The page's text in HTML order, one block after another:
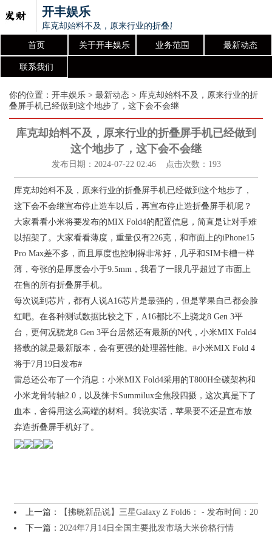
开丰娱乐
库克却始料不及，原来行业的折叠屏手机已经做到这个地步
首页 关于开丰娱乐 业务范围 最新动态
联系我们
你的位置： 开丰娱乐 > 最新动态 > 库克却始料不及，原来行业的折
叠屏手机已经做到这个地步了，这下会不会继
库克却始料不及，原来行业的折叠屏手机已经做到
这个地步了，这下会不会继
发布日期：2024-07-22 02:46 点击次数：193
库克却始料不及，原来行业的折叠屏手机已经做到这个地步了，
这下会不会继宣布停止造车以后，再宣布停止造折叠屏手机呢？
大家看看小米将要发布的MIX Fold4的配置信息，简直是让对手难
以招架了。大家看看薄度，重量仅有226克，和市面上的iPhone15
Pro Max差不多，而且厚度也控制得非常好，几乎和SIM卡槽一样
薄，夸张的是厚度会小于9.5mm，我看了一眼几乎超过了市面上
在售的所有折叠屏手机。
每次说到芯片，都有人说A16芯片是最强的，但是苹果自己都会脸
红吧。在各种测试数据比较之下，A16都比不上骁龙8 Gen 3平
台，更何况骁龙8 Gen 3平台居然还有最新的N代，小米MIX Fold4
搭载的就是最新版本，会有更强的处理器性能。#小米MIX Fold 4
将于7月19日发布#
雷总还公布了一个消息：小米MIX Fold4采用的T800H全碳架构和
小米龙骨转轴2.0，以及徕卡Summilux全焦段四摄，这次真是下了
血本，舍得用这么高端的材料。我说实话，苹果要不还是宣布放
弃造折叠屏手机好了。
上一篇：
【拂晓新品说】三星Galaxy Z Fold6： - 发布时间：20
下一篇： 2024年7月14日全国主要批发市场大米价格行情